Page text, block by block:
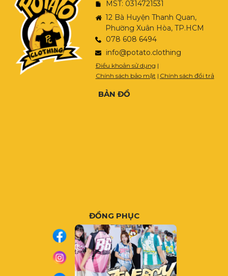
MST: 0314721531
12 Bà Huyện Thanh Quan,
Phường Xuân Hòa, TP.HCM
078 608 6494
info@potato.clothing
Điều khoản sử dụng |
Chính sách bảo mật | Chính sách đổi trả
BẢN ĐỒ
ĐỒNG PHỤC